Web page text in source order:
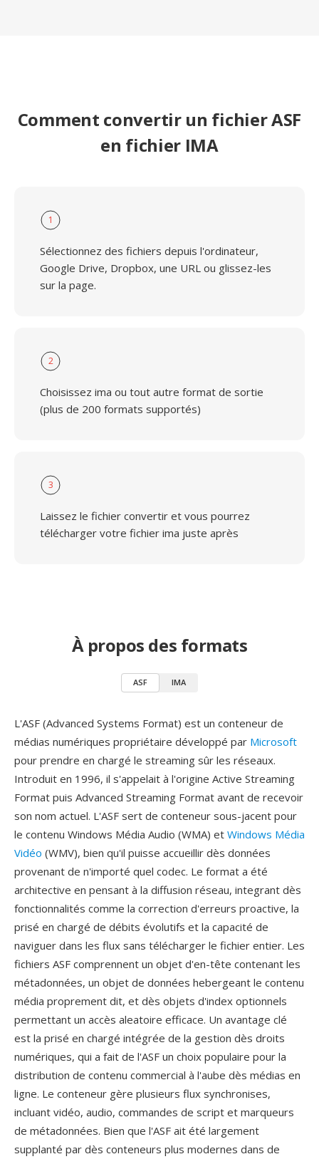
Comment convertir un fichier ASF
en fichier IMA
1
Sélectionnez des fichiers depuis l'ordinateur,
Google Drive, Dropbox, une URL ou glissez-les
sur la page.
2
Choisissez ima ou tout autre format de sortie
(plus de 200 formats supportés)
3
Laissez le fichier convertir et vous pourrez
télécharger votre fichier ima juste après
À propos des formats
ASF IMA
L'ASF (Advanced Systems Format) est un conteneur de
médias numériques propriétaire développé par Microsoft
pour prendre en chargé le streaming sûr les réseaux.
Introduit en 1996, il s'appelait à l'origine Active Streaming
Format puis Advanced Streaming Format avant de recevoir
son nom actuel. L'ASF sert de conteneur sous-jacent pour
le contenu Windows Média Audio (WMA) et Windows Média
Vidéo (WMV), bien qu'il puisse accueillir dès données
provenant de n'importé quel codec. Le format a été
architective en pensant à la diffusion réseau, integrant dès
fonctionnalités comme la correction d'erreurs proactive, la
prisé en chargé de débits évolutifs et la capacité de
naviguer dans les flux sans télécharger le fichier entier. Les
fichiers ASF comprennent un objet d'en-tête contenant les
métadonnées, un objet de données hebergeant le contenu
média proprement dit, et dès objets d'index optionnels
permettant un accès aleatoire efficace. Un avantage clé
est la prisé en chargé intégrée de la gestion dès droits
numériques, qui a fait de l'ASF un choix populaire pour la
distribution de contenu commercial à l'aube dès médias en
ligne. Le conteneur gère plusieurs flux synchronises,
incluant vidéo, audio, commandes de script et marqueurs
de métadonnées. Bien que l'ASF ait été largement
supplanté par dès conteneurs plus modernes dans de